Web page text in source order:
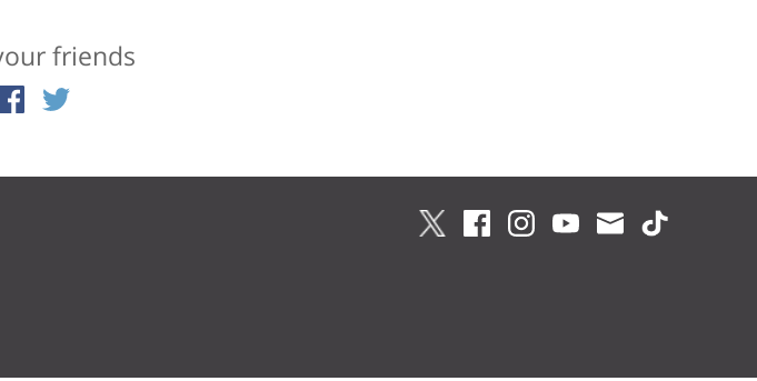
friends